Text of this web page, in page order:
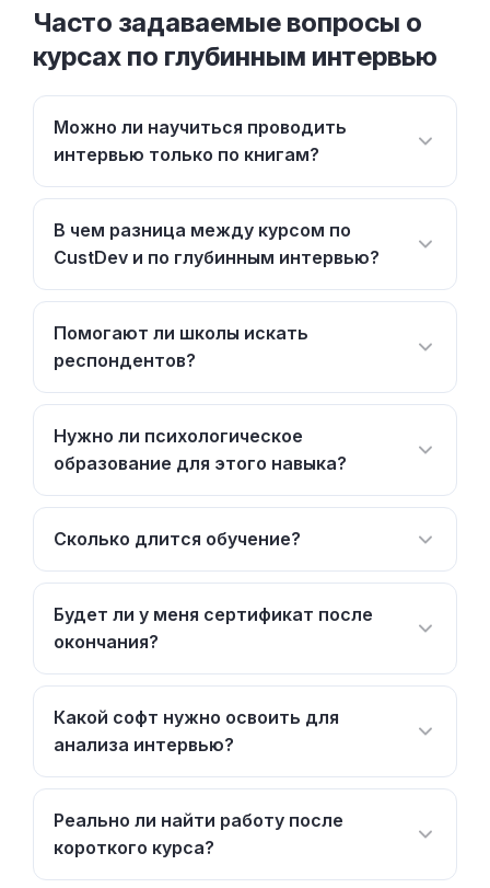
Часто задаваемые вопросы о
курсах по глубинным интервью
Можно ли научиться проводить
интервью только по книгам?
В чем разница между курсом по
CustDev и по глубинным интервью?
Помогают ли школы искать
респондентов?
Нужно ли психологическое
образование для этого навыка?
Сколько длится обучение?
Будет ли у меня сертификат после
окончания?
Какой софт нужно освоить для
анализа интервью?
Реально ли найти работу после
короткого курса?